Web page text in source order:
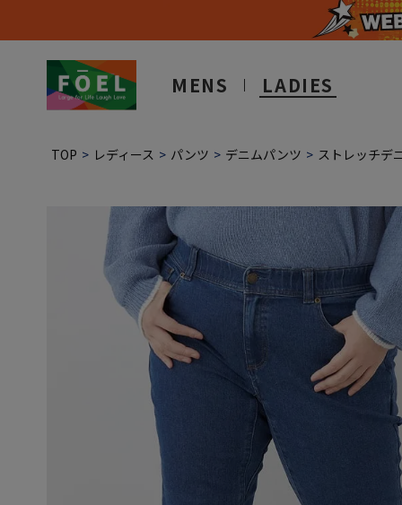
MENS LADIES
TOP レディース パンツ デニムパンツ ストレッチデ